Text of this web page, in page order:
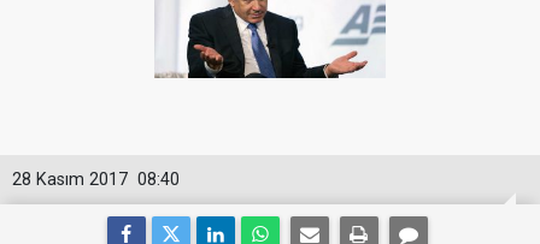
08:40
28 Kasım 2017